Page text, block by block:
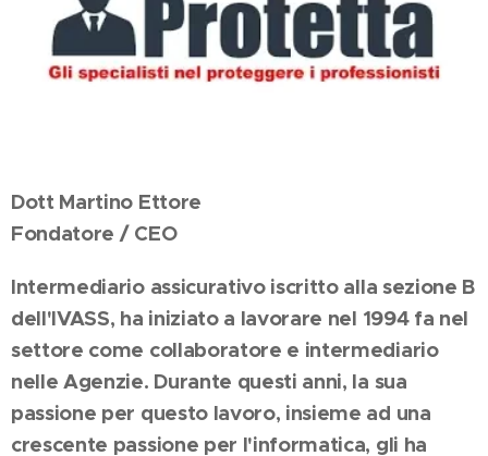
Dott Martino Ettore
Fondatore / CEO
Intermediario assicurativo iscritto alla sezione B
dell'IVASS, ha iniziato a lavorare nel 1994 fa nel
settore come collaboratore e intermediario
nelle Agenzie. Durante questi anni, la sua
passione per questo lavoro, insieme ad una
crescente passione per l'informatica, gli ha